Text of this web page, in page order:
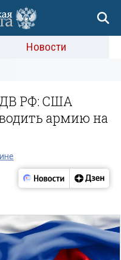
Новости
РФ: США
армию на